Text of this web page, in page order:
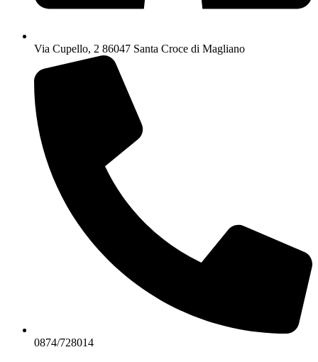
Via Cupello, 2 86047 Santa Croce di Magliano
0874/728014